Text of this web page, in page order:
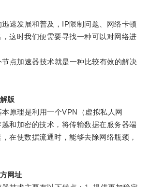
发展和普及，IP限制问题、网络卡顿
这时我们便需要寻找一种可以对网络进
加速器技术就是一种比较有效的解决
版
理是利用一个VPN（虚拟私人网
和加密的技术，将传输数据在服务器端
在使数据流通时，能够去除网络瓶颈，
网址